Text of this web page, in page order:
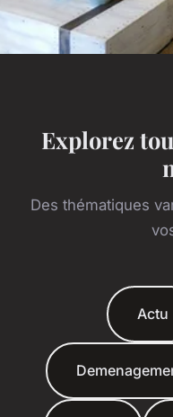
Explorez
Des thématiques
Actu